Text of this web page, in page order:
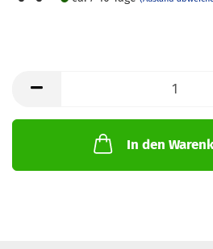
In den